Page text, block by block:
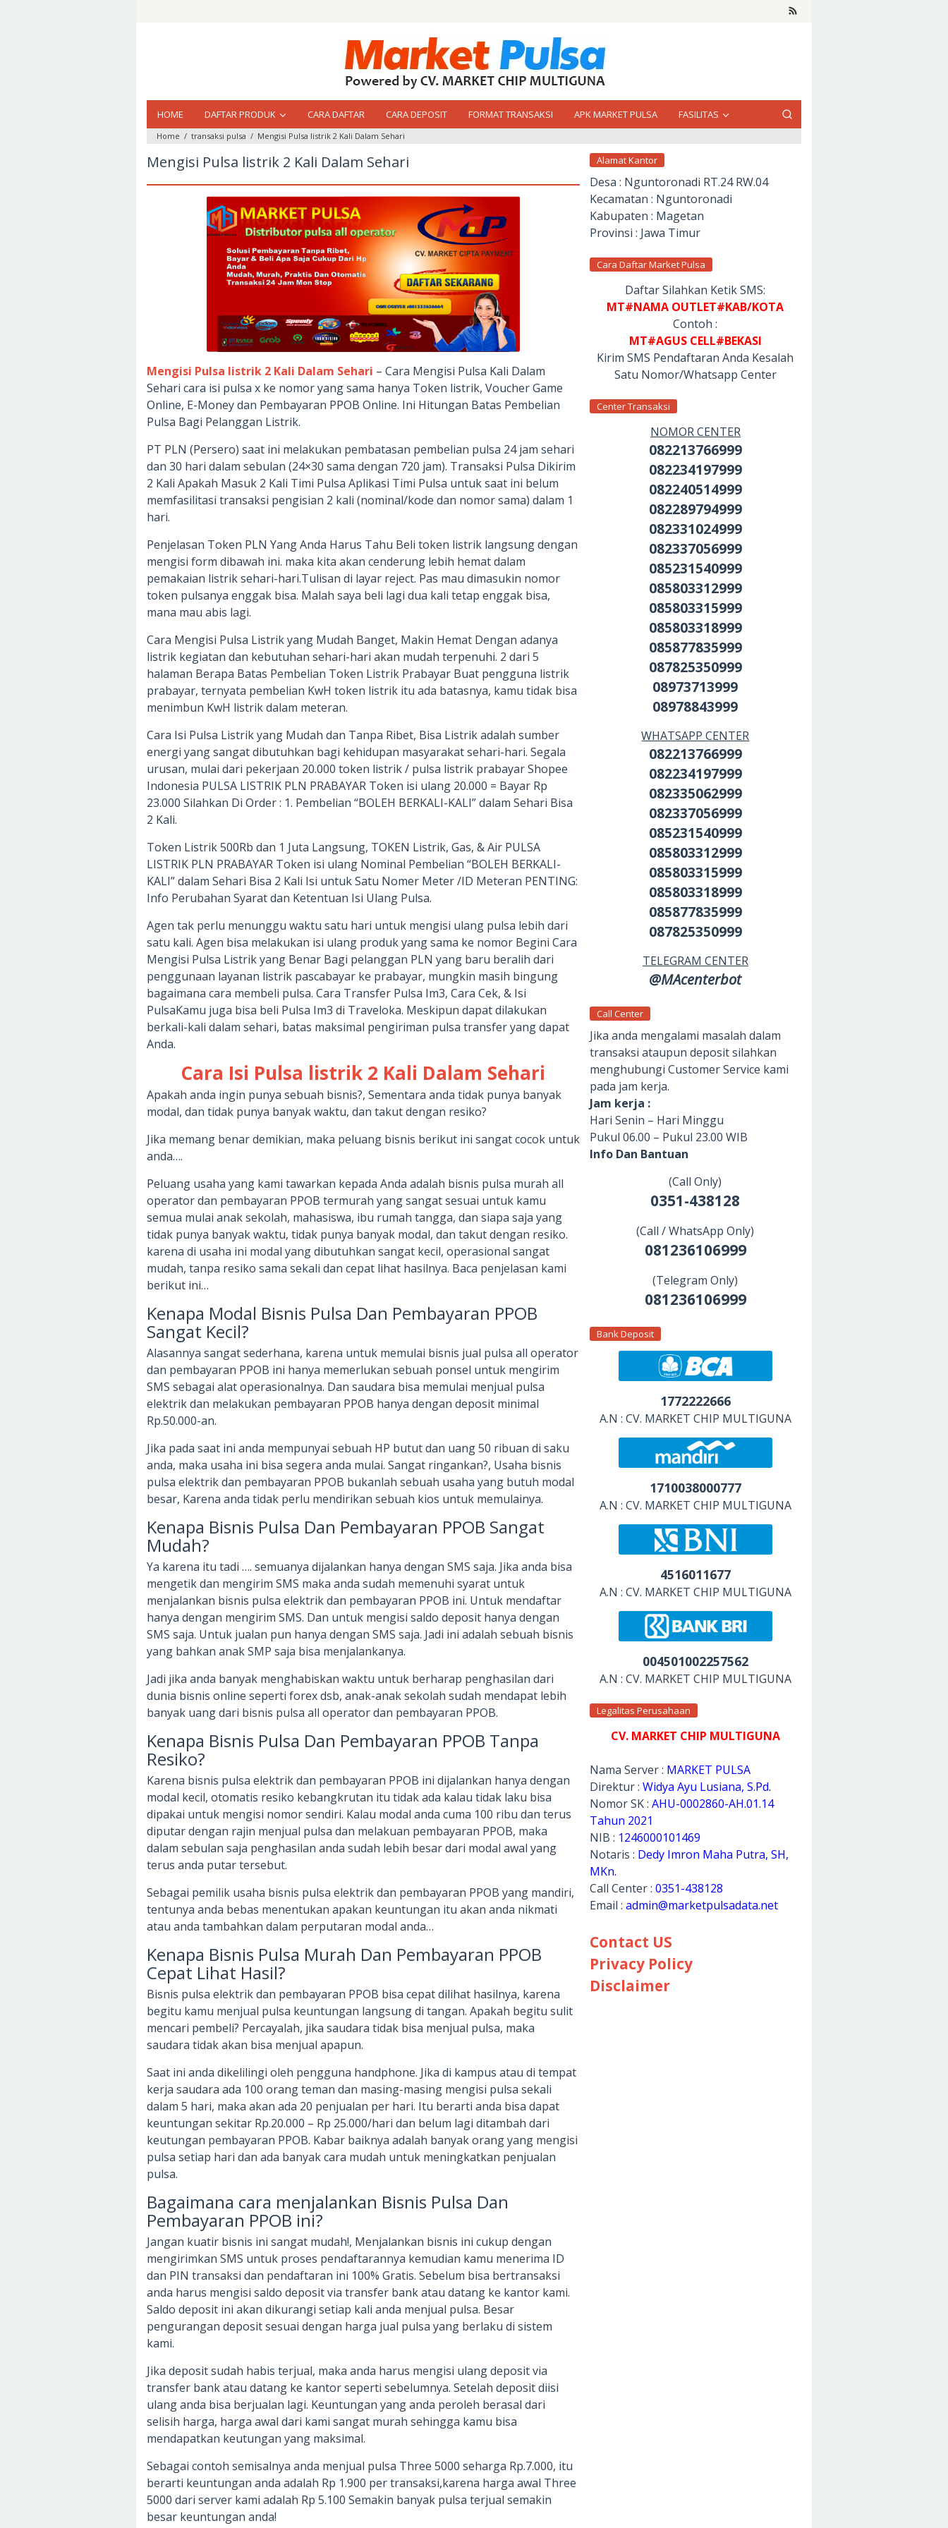
HOME DAFTAR PRODUK CARA DAFTAR CARA DEPOSIT FORMAT TRANSAKSI APK MARKET PULSA FASILITAS
Home / transaksi pulsa / Mengisi Pulsa listrik 2 Kali Dalam Sehari
Mengisi Pulsa listrik 2 Kali Dalam Sehari
Mengisi Pulsa listrik 2 Kali Dalam Sehari – Cara Mengisi Pulsa Kali Dalam
Sehari cara isi pulsa x ke nomor yang sama hanya Token listrik, Voucher Game
Online, E-Money dan Pembayaran PPOB Online. Ini Hitungan Batas Pembelian
Pulsa Bagi Pelanggan Listrik.
PT PLN (Persero) saat ini melakukan pembatasan pembelian pulsa 24 jam sehari
dan 30 hari dalam sebulan (24×30 sama dengan 720 jam). Transaksi Pulsa Dikirim
2 Kali Apakah Masuk 2 Kali Timi Pulsa Aplikasi Timi Pulsa untuk saat ini belum
memfasilitasi transaksi pengisian 2 kali (nominal/kode dan nomor sama) dalam 1
hari.
Penjelasan Token PLN Yang Anda Harus Tahu Beli token listrik langsung dengan
mengisi form dibawah ini. maka kita akan cenderung lebih hemat dalam
pemakaian listrik sehari-hari.Tulisan di layar reject. Pas mau dimasukin nomor
token pulsanya enggak bisa. Malah saya beli lagi dua kali tetap enggak bisa,
mana mau abis lagi.
Cara Mengisi Pulsa Listrik yang Mudah Banget, Makin Hemat Dengan adanya
listrik kegiatan dan kebutuhan sehari-hari akan mudah terpenuhi. 2 dari 5
halaman Berapa Batas Pembelian Token Listrik Prabayar Buat pengguna listrik
prabayar, ternyata pembelian KwH token listrik itu ada batasnya, kamu tidak bisa
menimbun KwH listrik dalam meteran.
Cara Isi Pulsa Listrik yang Mudah dan Tanpa Ribet, Bisa Listrik adalah sumber
energi yang sangat dibutuhkan bagi kehidupan masyarakat sehari-hari. Segala
urusan, mulai dari pekerjaan 20.000 token listrik / pulsa listrik prabayar Shopee
Indonesia PULSA LISTRIK PLN PRABAYAR Token isi ulang 20.000 = Bayar Rp
23.000 Silahkan Di Order : 1. Pembelian “BOLEH BERKALI-KALI” dalam Sehari Bisa
2 Kali.
Token Listrik 500Rb dan 1 Juta Langsung, TOKEN Listrik, Gas, & Air PULSA
LISTRIK PLN PRABAYAR Token isi ulang Nominal Pembelian “BOLEH BERKALI-
KALI” dalam Sehari Bisa 2 Kali Isi untuk Satu Nomer Meter /ID Meteran PENTING:
Info Perubahan Syarat dan Ketentuan Isi Ulang Pulsa.
Agen tak perlu menunggu waktu satu hari untuk mengisi ulang pulsa lebih dari
satu kali. Agen bisa melakukan isi ulang produk yang sama ke nomor Begini Cara
Mengisi Pulsa Listrik yang Benar Bagi pelanggan PLN yang baru beralih dari
penggunaan layanan listrik pascabayar ke prabayar, mungkin masih bingung
bagaimana cara membeli pulsa. Cara Transfer Pulsa Im3, Cara Cek, & Isi
PulsaKamu juga bisa beli Pulsa Im3 di Traveloka. Meskipun dapat dilakukan
berkali-kali dalam sehari, batas maksimal pengiriman pulsa transfer yang dapat
Anda.
Cara Isi Pulsa listrik 2 Kali Dalam Sehari
Apakah anda ingin punya sebuah bisnis?, Sementara anda tidak punya banyak
modal, dan tidak punya banyak waktu, dan takut dengan resiko?
Jika memang benar demikian, maka peluang bisnis berikut ini sangat cocok untuk
anda….
Peluang usaha yang kami tawarkan kepada Anda adalah bisnis pulsa murah all
operator dan pembayaran PPOB termurah yang sangat sesuai untuk kamu
semua mulai anak sekolah, mahasiswa, ibu rumah tangga, dan siapa saja yang
tidak punya banyak waktu, tidak punya banyak modal, dan takut dengan resiko.
karena di usaha ini modal yang dibutuhkan sangat kecil, operasional sangat
mudah, tanpa resiko sama sekali dan cepat lihat hasilnya. Baca penjelasan kami
berikut ini…
Kenapa Modal Bisnis Pulsa Dan Pembayaran PPOB
Sangat Kecil?
Alasannya sangat sederhana, karena untuk memulai bisnis jual pulsa all operator
dan pembayaran PPOB ini hanya memerlukan sebuah ponsel untuk mengirim
SMS sebagai alat operasionalnya. Dan saudara bisa memulai menjual pulsa
elektrik dan melakukan pembayaran PPOB hanya dengan deposit minimal
Rp.50.000-an.
Jika pada saat ini anda mempunyai sebuah HP butut dan uang 50 ribuan di saku
anda, maka usaha ini bisa segera anda mulai. Sangat ringankan?, Usaha bisnis
pulsa elektrik dan pembayaran PPOB bukanlah sebuah usaha yang butuh modal
besar, Karena anda tidak perlu mendirikan sebuah kios untuk memulainya.
Kenapa Bisnis Pulsa Dan Pembayaran PPOB Sangat
Mudah?
Ya karena itu tadi …. semuanya dijalankan hanya dengan SMS saja. Jika anda bisa
mengetik dan mengirim SMS maka anda sudah memenuhi syarat untuk
menjalankan bisnis pulsa elektrik dan pembayaran PPOB ini. Untuk mendaftar
hanya dengan mengirim SMS. Dan untuk mengisi saldo deposit hanya dengan
SMS saja. Untuk jualan pun hanya dengan SMS saja. Jadi ini adalah sebuah bisnis
yang bahkan anak SMP saja bisa menjalankanya.
Jadi jika anda banyak menghabiskan waktu untuk berharap penghasilan dari
dunia bisnis online seperti forex dsb, anak-anak sekolah sudah mendapat lebih
banyak uang dari bisnis pulsa all operator dan pembayaran PPOB.
Kenapa Bisnis Pulsa Dan Pembayaran PPOB Tanpa
Resiko?
Karena bisnis pulsa elektrik dan pembayaran PPOB ini dijalankan hanya dengan
modal kecil, otomatis resiko kebangkrutan itu tidak ada kalau tidak laku bisa
dipakai untuk mengisi nomor sendiri. Kalau modal anda cuma 100 ribu dan terus
diputar dengan rajin menjual pulsa dan melakuan pembayaran PPOB, maka
dalam sebulan saja penghasilan anda sudah lebih besar dari modal awal yang
terus anda putar tersebut.
Sebagai pemilik usaha bisnis pulsa elektrik dan pembayaran PPOB yang mandiri,
tentunya anda bebas menentukan apakan keuntungan itu akan anda nikmati
atau anda tambahkan dalam perputaran modal anda…
Kenapa Bisnis Pulsa Murah Dan Pembayaran PPOB
Cepat Lihat Hasil?
Bisnis pulsa elektrik dan pembayaran PPOB bisa cepat dilihat hasilnya, karena
begitu kamu menjual pulsa keuntungan langsung di tangan. Apakah begitu sulit
mencari pembeli? Percayalah, jika saudara tidak bisa menjual pulsa, maka
saudara tidak akan bisa menjual apapun.
Saat ini anda dikelilingi oleh pengguna handphone. Jika di kampus atau di tempat
kerja saudara ada 100 orang teman dan masing-masing mengisi pulsa sekali
dalam 5 hari, maka akan ada 20 penjualan per hari. Itu berarti anda bisa dapat
keuntungan sekitar Rp.20.000 – Rp 25.000/hari dan belum lagi ditambah dari
keutungan pembayaran PPOB. Kabar baiknya adalah banyak orang yang mengisi
pulsa setiap hari dan ada banyak cara mudah untuk meningkatkan penjualan
pulsa.
Bagaimana cara menjalankan Bisnis Pulsa Dan
Pembayaran PPOB ini?
Jangan kuatir bisnis ini sangat mudah!, Menjalankan bisnis ini cukup dengan
mengirimkan SMS untuk proses pendaftarannya kemudian kamu menerima ID
dan PIN transaksi dan pendaftaran ini 100% Gratis. Sebelum bisa bertransaksi
anda harus mengisi saldo deposit via transfer bank atau datang ke kantor kami.
Saldo deposit ini akan dikurangi setiap kali anda menjual pulsa. Besar
pengurangan deposit sesuai dengan harga jual pulsa yang berlaku di sistem
kami.
Jika deposit sudah habis terjual, maka anda harus mengisi ulang deposit via
transfer bank atau datang ke kantor seperti sebelumnya. Setelah deposit diisi
ulang anda bisa berjualan lagi. Keuntungan yang anda peroleh berasal dari
selisih harga, harga awal dari kami sangat murah sehingga kamu bisa
mendapatkan keutungan yang maksimal.
Sebagai contoh semisalnya anda menjual pulsa Three 5000 seharga Rp.7.000, itu
berarti keuntungan anda adalah Rp 1.900 per transaksi,karena harga awal Three
5000 dari server kami adalah Rp 5.100 Semakin banyak pulsa terjual semakin
besar keuntungan anda!
Alamat Kantor
Desa : Nguntoronadi RT.24 RW.04
Kecamatan : Nguntoronadi
Kabupaten : Magetan
Provinsi : Jawa Timur
Cara Daftar Market Pulsa
Daftar Silahkan Ketik SMS:
MT#NAMA OUTLET#KAB/KOTA
Contoh :
MT#AGUS CELL#BEKASI
Kirim SMS Pendaftaran Anda Kesalah
Satu Nomor/Whatsapp Center
Center Transaksi
NOMOR CENTER
082213766999
082234197999
082240514999
082289794999
082331024999
082337056999
085231540999
085803312999
085803315999
085803318999
085877835999
087825350999
08973713999
08978843999
WHATSAPP CENTER
082213766999
082234197999
082335062999
082337056999
085231540999
085803312999
085803315999
085803318999
085877835999
087825350999
TELEGRAM CENTER
@MAcenterbot
Call Center
Jika anda mengalami masalah dalam
transaksi ataupun deposit silahkan
menghubungi Customer Service kami
pada jam kerja.
Jam kerja :
Hari Senin – Hari Minggu
Pukul 06.00 – Pukul 23.00 WIB
Info Dan Bantuan
(Call Only)
0351-438128
(Call / WhatsApp Only)
081236106999
(Telegram Only)
081236106999
Bank Deposit
1772222666
A.N : CV. MARKET CHIP MULTIGUNA
1710038000777
A.N : CV. MARKET CHIP MULTIGUNA
4516011677
A.N : CV. MARKET CHIP MULTIGUNA
004501002257562
A.N : CV. MARKET CHIP MULTIGUNA
Legalitas Perusahaan
CV. MARKET CHIP MULTIGUNA
Nama Server : MARKET PULSA
Direktur : Widya Ayu Lusiana, S.Pd.
Nomor SK : AHU-0002860-AH.01.14
Tahun 2021
NIB : 1246000101469
Notaris : Dedy Imron Maha Putra, SH,
MKn.
Call Center : 0351-438128
Email : admin@marketpulsadata.net
Contact US
Privacy Policy
Disclaimer